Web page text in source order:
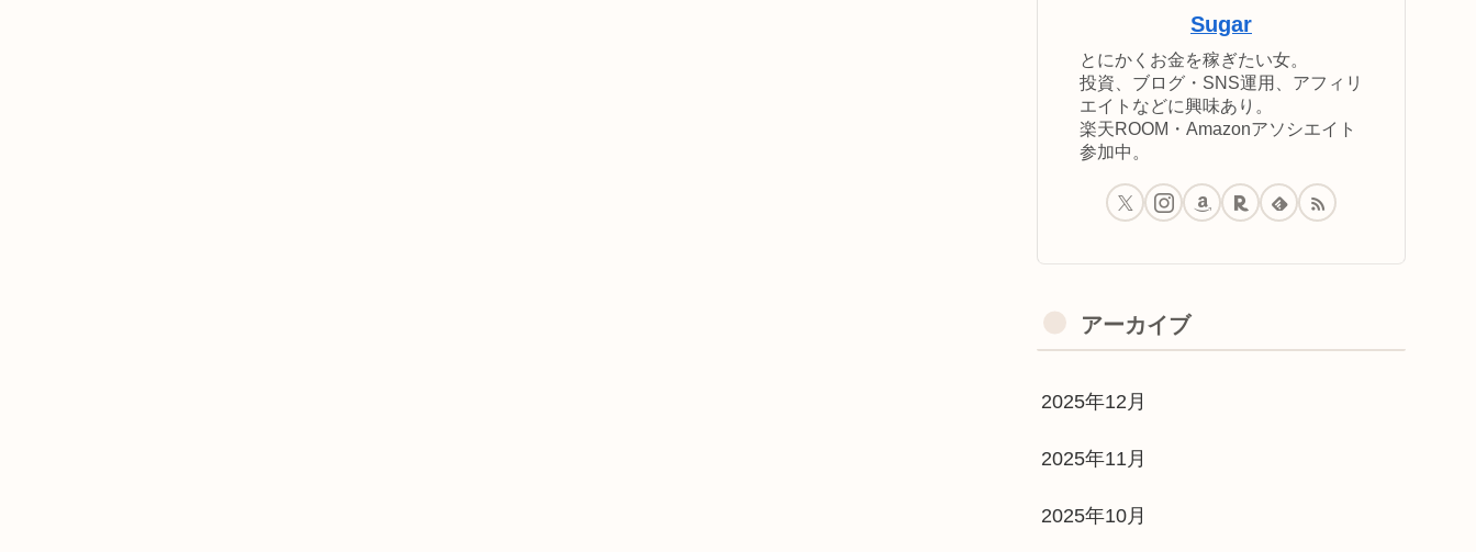
Sugar
とにかくお金を稼ぎたい女。
投資、ブログ・SNS運用、アフィリ
エイトなどに興味あり。
楽天ROOM・Amazonアソシエイト
参加中。
アーカイブ
2025年12月
2025年11月
2025年10月